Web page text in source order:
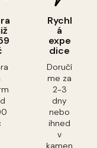
Rychl
á
expe
dice
Doručí
me za
2-3
dny
nebo
ihned
v
kamen